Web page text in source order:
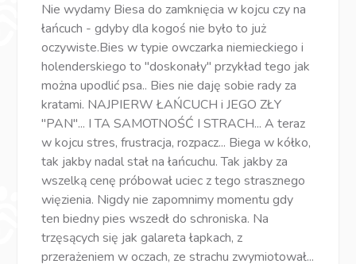
Nie wydamy Biesa do zamknięcia w kojcu czy na
łańcuch - gdyby dla kogoś nie było to już
oczywiste.Bies w typie owczarka niemieckiego i
holenderskiego to "doskonały" przykład tego jak
można upodlić psa.. Bies nie daję sobie rady za
kratami. NAJPIERW ŁAŃCUCH i JEGO ZŁY
"PAN"... I TA SAMOTNOŚĆ I STRACH... A teraz
w kojcu stres, frustracja, rozpacz... Biega w kółko,
tak jakby nadal stał na łańcuchu. Tak jakby za
wszelką cenę próbował uciec z tego strasznego
więzienia. Nigdy nie zapomnimy momentu gdy
ten biedny pies wszedł do schroniska. Na
trzęsących się jak galareta łapkach, z
przerażeniem w oczach, ze strachu zwymiotował...